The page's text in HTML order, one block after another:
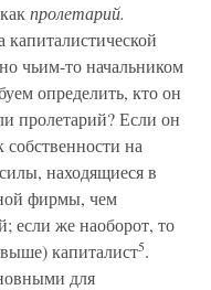
пролетарий.
чьим-то начальником
определить, кто он
пролетарий? Если он
на
находящиеся в
фирмы, чем
если же наоборот, то
капиталист5.
для